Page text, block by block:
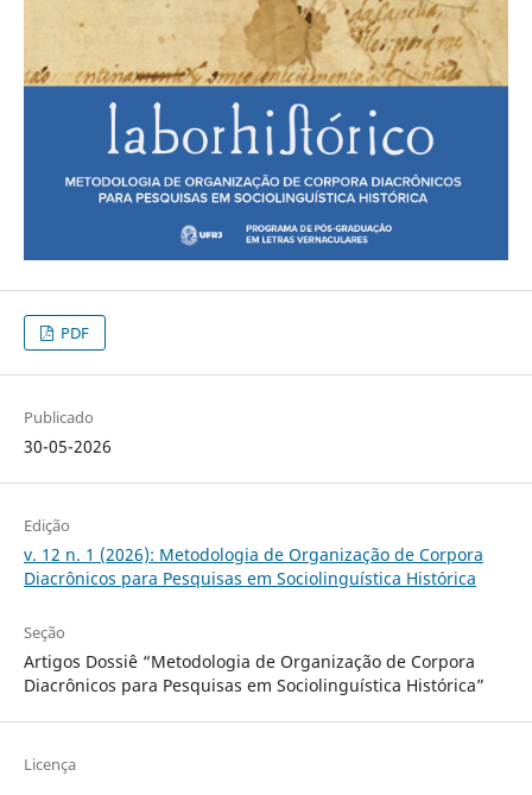
PDF
Publicado
30-05-2026
Edição
v. 12 n. 1 (2026): Metodologia de Organização de Corpora
Diacrônicos para Pesquisas em Sociolinguística Histórica
Seção
Artigos Dossiê “Metodologia de Organização de Corpora
Diacrônicos para Pesquisas em Sociolinguística Histórica”
Licença